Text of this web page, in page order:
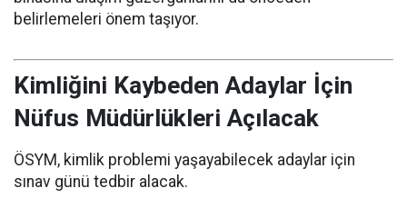
belirlemeleri önem taşıyor.
Kimliğini Kaybeden Adaylar İçin
Nüfus Müdürlükleri Açılacak
ÖSYM, kimlik problemi yaşayabilecek adaylar için
sınav günü tedbir alacak.